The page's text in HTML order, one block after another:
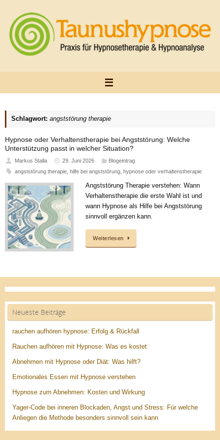
springen
Schlagwort: angststörung therapie
Hypnose oder Verhaltenstherapie bei Angststörung: Welche
Unterstützung passt in welcher Situation?
Markus Stalla 29. Juni 2026
Blogeintrag
angststörung therapie, hilfe bei angststörung, hypnose oder verhaltenstherapie
Angststörung Therapie verstehen: Wann
Verhaltenstherapie die erste Wahl ist und
wann Hypnose als Hilfe bei Angststörung
sinnvoll ergänzen kann.
Weiterlesen
Neueste Beiträge
rauchen aufhören hypnose: Erfolg & Rückfall
Rauchen aufhören mit Hypnose: Was es kostet
Abnehmen mit Hypnose oder Diät: Was hilft?
Emotionales Essen mit Hypnose verstehen
Hypnose zum Abnehmen: Kosten und Wirkung
Yager-Code bei inneren Blockaden, Angst und Stress: Für welche
Anliegen die Methode besonders sinnvoll sein kann